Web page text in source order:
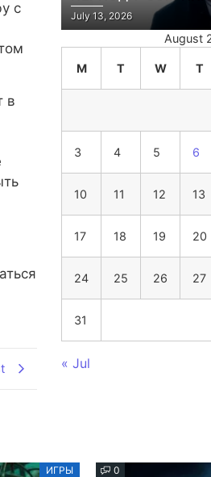
с
в
July 13, 2026
August
M T W T
3 4 5 6
10 11 12 13
17 18 19 20
24 25 26 27
31
« Jul
ИГРЫ 0